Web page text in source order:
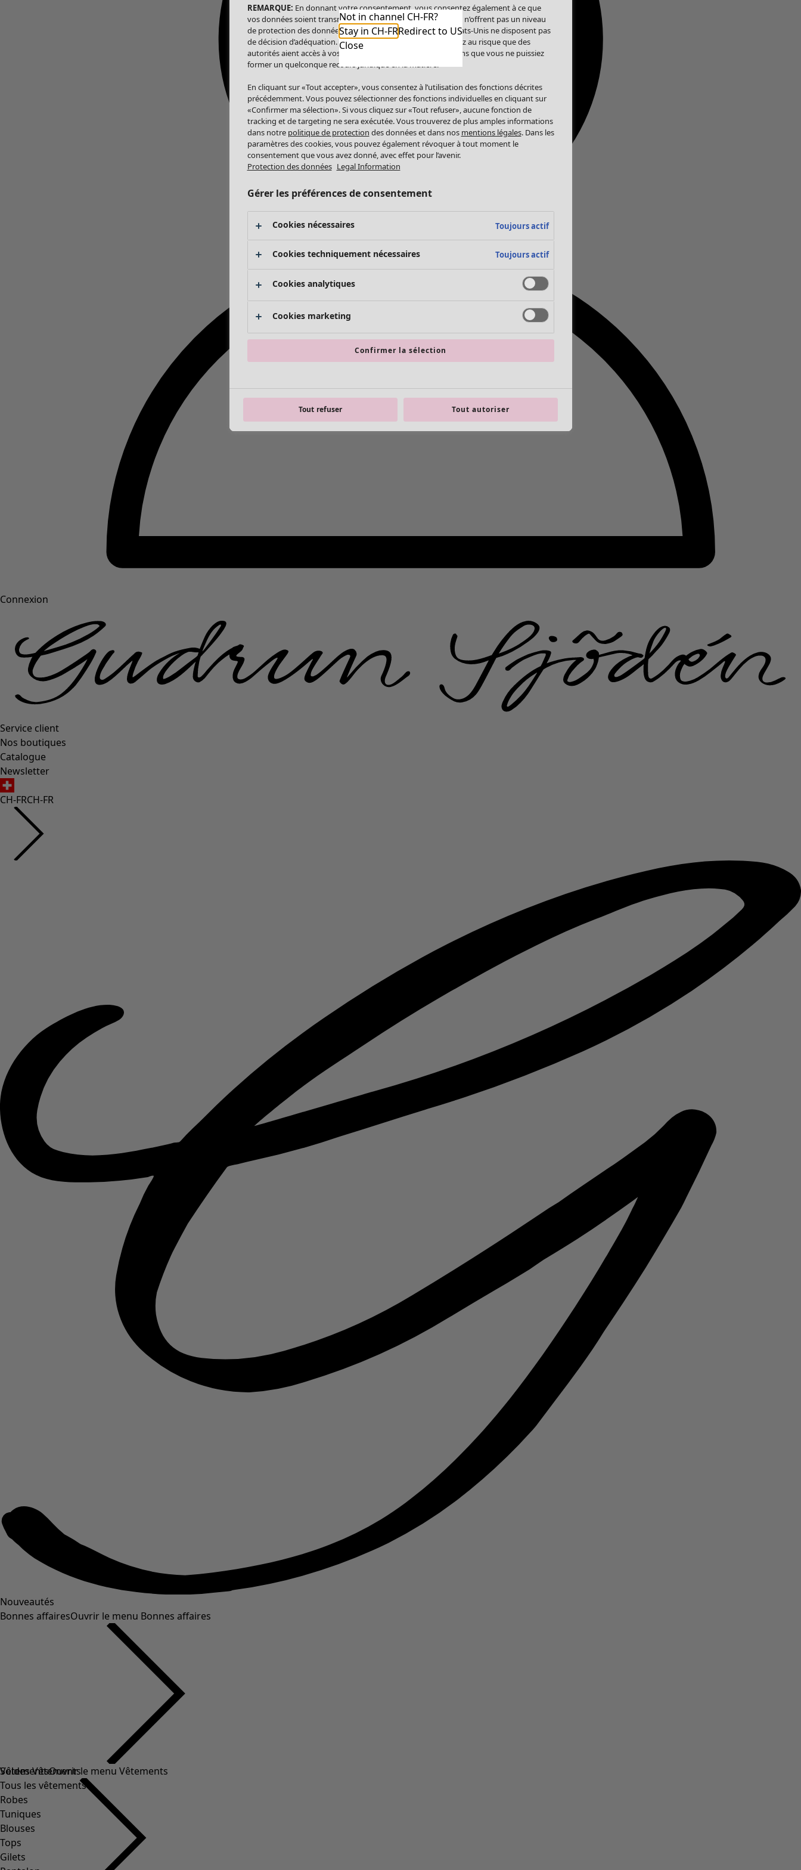
Connexion
Service client
Nos boutiques
Catalogue
Newsletter
CH-FRCH-FR
Nouveautés
Bonnes affairesOuvrir le menu Bonnes affaires
Soldes Vêtements
Tous les vêtements
Robes
Tuniques
Blouses
Tops
Gilets
VêtementsOuvrir le menu Vêtements
Not in channel CH-FR?
Stay in CH-FRRedirect to US
Close
REMARQUE: En donnant votre consentement, vous consentez également à ce que
vos données soient transmises aux États-Unis. Les États-Unis n’offrent pas un niveau
de protection des données comparable à celui de l’UE. Les États-Unis ne disposent pas
de décision d’adéquation. Par conséquent, vous vous exposez au risque que des
autorités aient accès à vos données à caractère personnel sans que vous ne puissiez
former un quelconque recours juridique en la matière.
En cliquant sur «Tout accepter», vous consentez à l’utilisation des fonctions décrites
précédemment. Vous pouvez sélectionner des fonctions individuelles en cliquant sur
«Confirmer ma sélection». Si vous cliquez sur «Tout refuser», aucune fonction de
tracking et de targeting ne sera exécutée. Vous trouverez de plus amples informations
dans notre politique de protection des données et dans nos mentions légales. Dans les
paramètres des cookies, vous pouvez également révoquer à tout moment le
consentement que vous avez donné, avec effet pour l’avenir.
Protection des données Legal Information
Gérer les préférences de consentement
Cookies nécessaires Toujours actif
Cookies techniquement nécessaires Toujours actif
Cookies analytiques
Cookies marketing
Confirmer la sélection
Tout refuser Tout autoriser